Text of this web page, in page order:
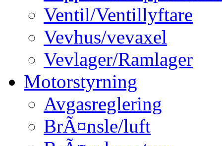
Ventil/Ventillyftare
Vevhus/vevaxel
Vevlager/Ramlager
Motorstyrning
Avgasreglering
BrÃ¤nsle/luft